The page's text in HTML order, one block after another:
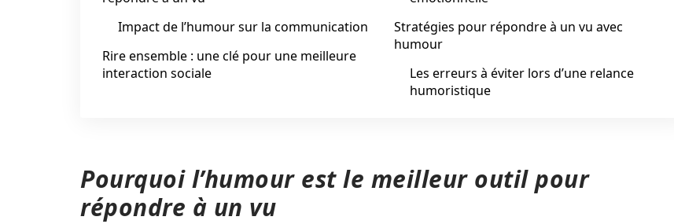
Impact de l’humour sur la communication
Rire ensemble : une clé pour une meilleure
interaction sociale
Stratégies pour répondre à un vu avec
humour
Les erreurs à éviter lors d’une relance
humoristique
Pourquoi l’humour est le meilleur outil pour
répondre à un vu